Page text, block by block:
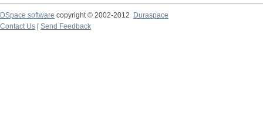
DSpace software copyright © 2002-2012
Duraspace
Contact Us
Send Feedback